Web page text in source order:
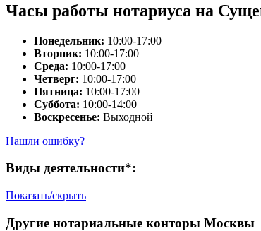
Часы работы нотариуса на
Понедельник: 10:00-17:00
Вторник: 10:00-17:00
Среда: 10:00-17:00
Четверг: 10:00-17:00
Пятница: 10:00-17:00
Суббота: 10:00-14:00
Воскресенье: Выходной
Нашли ошибку?
Виды деятельности*:
Показать/скрыть
Другие нотариальные конторы Москвы